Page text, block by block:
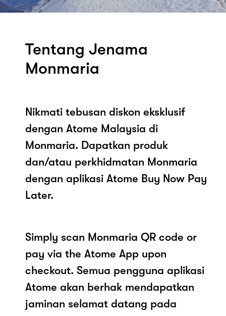
Tentang Jenama
Monmaria
Nikmati tebusan diskon eksklusif
dengan Atome Malaysia di
Monmaria. Dapatkan produk
dan/atau perkhidmatan Monmaria
dengan aplikasi Atome Buy Now Pay
Later.
Simply scan Monmaria QR code or
pay via the Atome App upon
checkout. Semua pengguna aplikasi
Atome akan berhak mendapatkan
jaminan selamat datang pada